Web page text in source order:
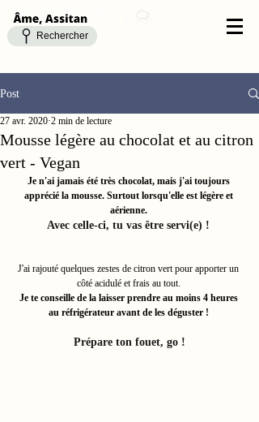
Rechercher
Post
Mousse légère au chocolat et au citron
vert - Vegan
27 avr. 2020 2 min de lecture
Je n'ai jamais été très chocolat, mais j'ai toujours
apprécié la mousse. Surtout lorsqu'elle est légère et
aérienne.
Avec celle-ci, tu vas être servi(e) !
J'ai rajouté quelques zestes de citron vert pour apporter un
côté acidulé et frais au tout.
Je te conseille de la laisser prendre au moins 4 heures
au réfrigérateur avant de les déguster !
Prépare ton fouet, go !